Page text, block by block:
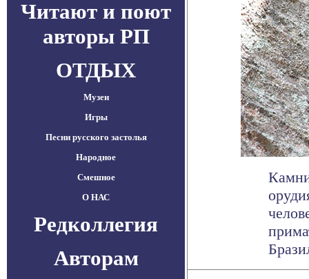
Читают и поют
авторы РП
ОТДЫХ
Музеи
Игры
Песни русского застолья
Народное
Смешное
О НАС
Редколлегия
Авторам